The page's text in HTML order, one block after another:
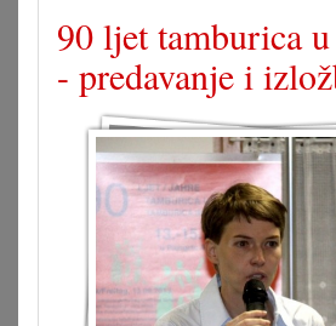
90 ljet tamburica
- predavanje i